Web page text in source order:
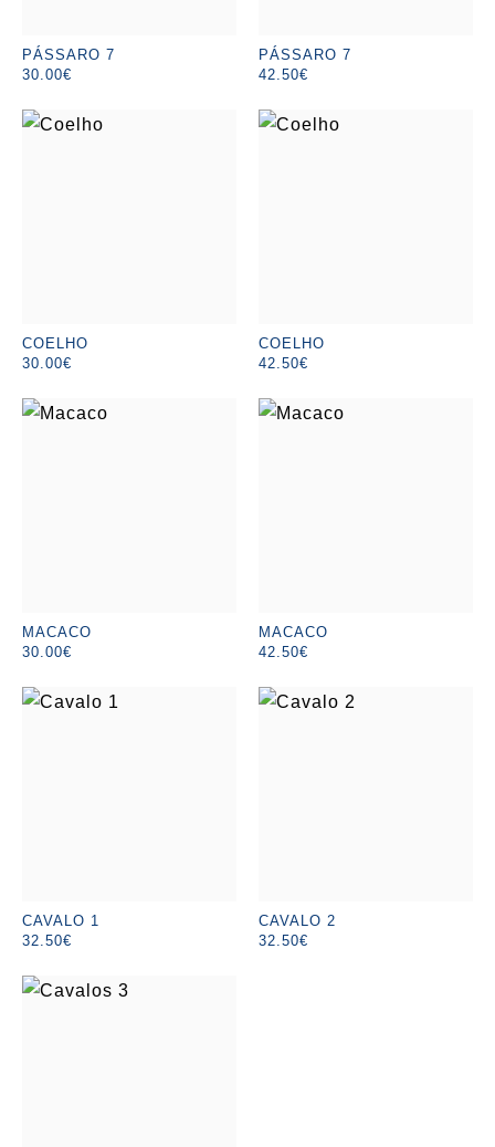
PÁSSARO 7
30.00€
PÁSSARO 7
42.50€
COELHO
30.00€
COELHO
42.50€
MACACO
30.00€
MACACO
42.50€
CAVALO 1
32.50€
CAVALO 2
32.50€